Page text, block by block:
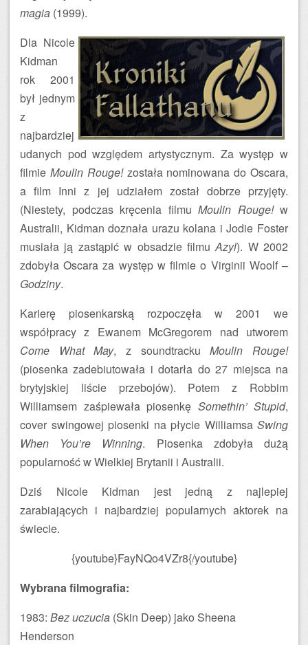
magia (1999).
Dla Nicole
Kidman
rok 2001
był jednym
z
najbardziej
udanych pod względem artystycznym. Za występ w
filmie Moulin Rouge!została nominowana do Oscara,
a film Inni z jej udziałem został dobrze przyjęty.
(Niestety, podczas kręcenia filmu Moulin Rouge!w
Australii, Kidman doznała urazu kolana i Jodie Foster
musiała ją zastąpić w obsadzie filmuAzyl). W 2002
zdobyła Oscara za występ w filmie o Virginii Woolf –
Godziny.
Karierę piosenkarską rozpoczęła w 2001 we
współpracy z Ewanem McGregorem nad utworem
Come What May, z soundtrackuMoulin Rouge!
(piosenka zadebiutowała i dotarła do 27 miejsca na
brytyjskiej liście przebojów). Potem z Robbim
Williamsem zaśpiewała piosenkę Somethin’ Stupid,
cover swingowej piosenki na płycie Williamsa Swing
When You’re Winning. Piosenka zdobyła dużą
popularność w Wielkiej Brytanii i Australii.
Dziś Nicole Kidman jest jedną z najlepiej
zarabiających i najbardziej popularnych aktorek na
świecie.
{youtube}FayNQo4VZr8{/youtube}
Wybrana filmografia:
1983: Bez uczucia (Skin Deep) jako Sheena
Henderson